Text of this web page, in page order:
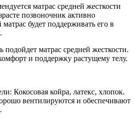
матрас средней жесткости
позвоночник активно
будет поддерживать его в
подойдет матрас средней жесткости.
и поддержку растущему телу.
Кокосовая койра, латекс, хлопок.
вентилируются и обеспечивают